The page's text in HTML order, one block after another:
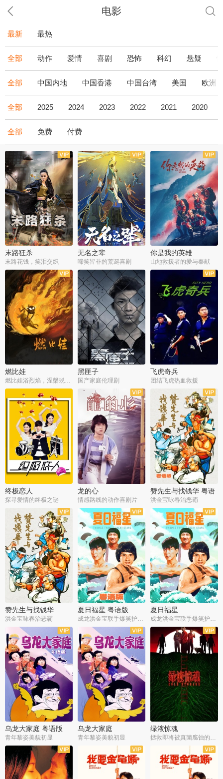
电影
最新 最热
全部 动作 爱情 喜剧 恐怖 科幻 悬疑
全部 中国内地 中国香港 中国台湾 美国 欧洲
全部 2025 2024 2023 2022 2021 2020
全部 免费 付费
末路狂杀
末路花钱，笑泪交织
无名之辈
啼笑皆非的荒诞喜剧
你是我的英雄
山地救援者的爱与奉献
燃比娃
燃比娃浴烈焰，涅槃蜕变成人
黑匣子
国产家庭伦理剧
飞虎奇兵
团结飞虎热血救援
终极恋人
探寻爱情的终极之谜
龙的心
情感路线的动作喜剧片
赞先生与找钱华 粤语
版
洪金宝咏春治恶霸
赞先生与找钱华
洪金宝咏春治恶霸
夏日福星 粤语版
成龙洪金宝联手爆笑护美女
夏日福星
成龙洪金宝联手爆笑护美女
乌龙大家庭 粤语版
青年黎姿美貌初显
乌龙大家庭
青年黎姿美貌初显
绿液惊魂
拯救即将被真菌腐蚀的世界